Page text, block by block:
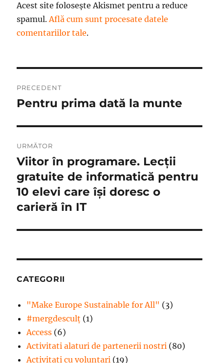
Acest site folosește Akismet pentru a reduce
spamul.Află cum sunt procesate datele
comentariilor tale.
în
PRECEDENT
Articolul
Pentru prima dată la munte
URMĂTOR
Articolul
următor:
Viitor în programare. Lecții
gratuite de informatică pentru
10 elevi care își doresc o
carieră în IT
CATEGORII
"Make Europe Sustainable for All" (3)
#mergdesculţ (1)
Access (6)
Activitati alaturi de partenerii nostri (80)
Activitati cu voluntari (19)